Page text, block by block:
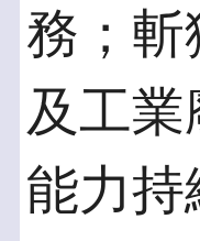
務；斬
及工
能力持